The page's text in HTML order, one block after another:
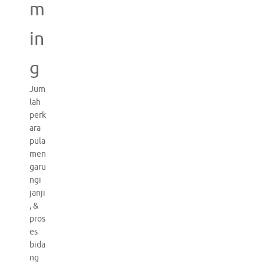
m
in
g
Jum
lah
perk
ara
pula
men
garu
ngi
janji
, &
pros
es
bida
ng